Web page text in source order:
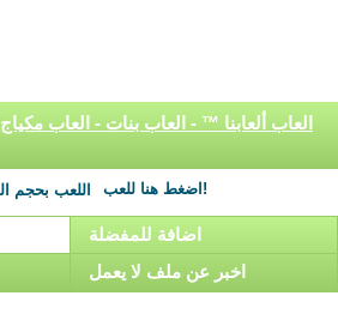
العاب ألعابنا ™ - العاب بنات - العاب مكياج
اضغط هنا للعب!
اضافة للمفضلة
اخبر عن ملف لا يعمل